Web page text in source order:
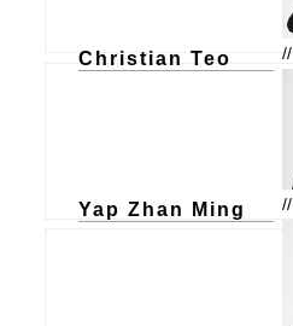
Christian Teo //
Yap Zhan Ming //